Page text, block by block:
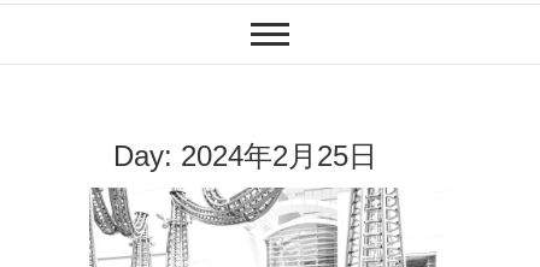
Day: 2024年2月25日